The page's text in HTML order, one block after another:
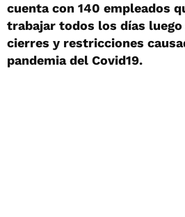
cuenta con 140 empleados
trabajar todos los días
cierres y restricciones
pandemia del Covid19.